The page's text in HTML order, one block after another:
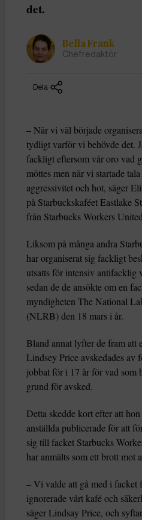
det.
Bella Frank
Chefredaktör
Dela
– När vi väl började
tydligt varför vi behövde det.
fackligt eftersom vår oro vad
möttes men när vi startade
aggressivitet och hot, säger
på Starbuckskaféet Eastlake
från Starbucks Workers
Liksom på många andra
har organiserat sig fackligt
utsatts för intensiv antifacklig
sedan de de ansökte om en
myndigheten The National
(NLRB) den 18 mars i år.
Bland annat lyfter de fram att
Lindsey Price avskedades av
jobbat för i 17 år för vad som
grund för avsked.
Detta skedde kort efter att
anställda publicerade för att
sig till facket Starbucks
har anmälts som ett brott mot
– Vi valde att gå med i facket
ignorerade vårt kafé och
säger Lindsay Price, och